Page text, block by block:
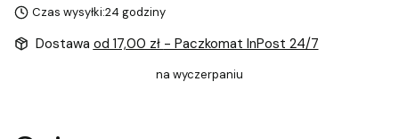
Czas wysyłki:24 godziny
Dostawa od 17,00 zł - Paczkomat InPost 24/7
na wyczerpaniu